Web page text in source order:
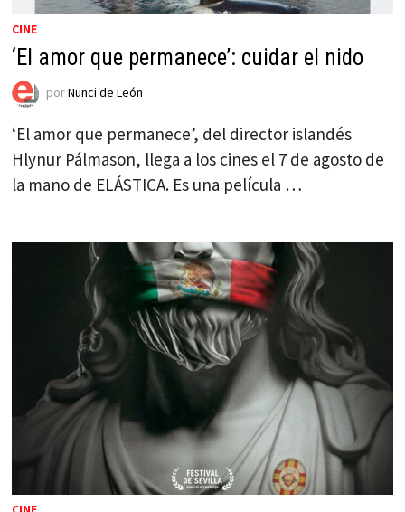
CINE
‘El amor que permanece’: cuidar el nido
porNunci de León
‘El amor que permanece’, del director islandés
Hlynur Pálmason, llega a los cines el 7 de agosto de
la mano de ELÁSTICA. Es una película …